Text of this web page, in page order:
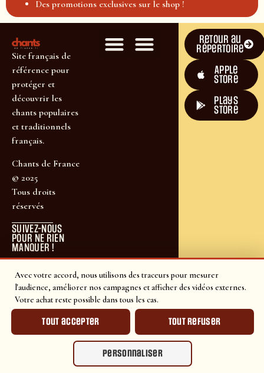
Avec votre accord, nous utilisons des traceurs pour mesurer
l'audience, améliorer nos campagnes et afficher des vidéos externes.
Votre achat reste possible dans tous les cas.
Tout accepter Tout refuser
Personnaliser
Des promotions exclusives sur le shop !
Site français de
référence pour
protéger et
découvrir les
chants populaires
et traditionnels
français.
Chants de France
© 2025
Tous droits
réservés
SUIVEZ-NOUS
POUR NE RIEN
MANQUER !
Retour au
répertoire
Apple
Store
plays
store